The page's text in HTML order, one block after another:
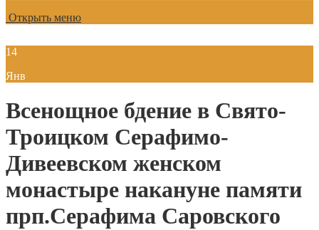
Открыть меню
14
Янв
Всенощное бдение в Свято-
Троицком Серафимо-
Дивеевском женском
монастыре накануне памяти
прп.Серафима Саровского